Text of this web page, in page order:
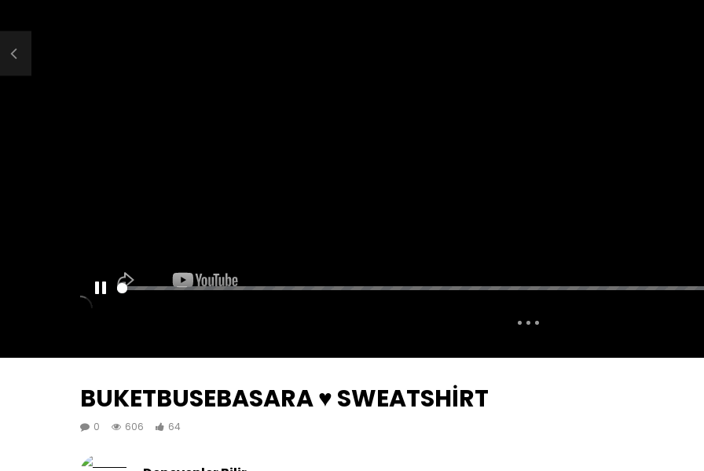
BUKETBUSEBASARA ♥️ SWEATSHİRT
0 606 64